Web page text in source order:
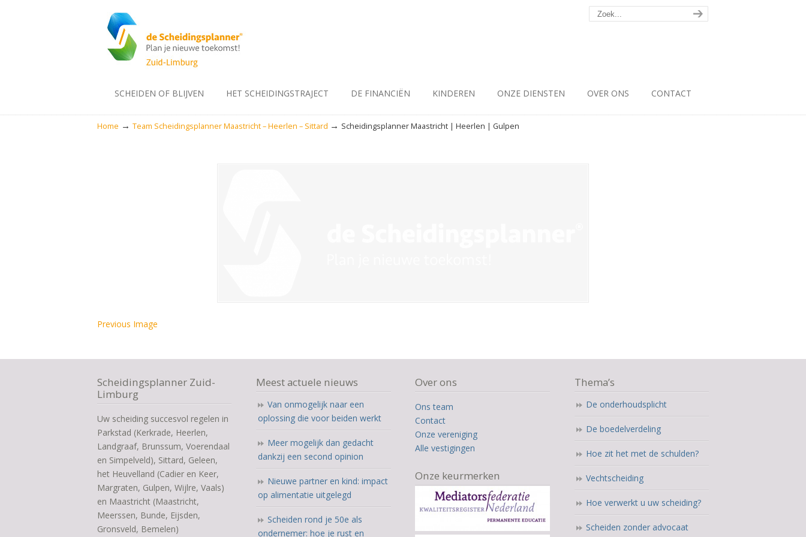
SCHEIDEN OF BLIJVEN HET SCHEIDINGSTRAJECT DE FINANCIËN KINDEREN ONZE DIENSTEN OVER ONS CONTACT
Home → Team Scheidingsplanner Maastricht – Heerlen – Sittard → Scheidingsplanner Maastricht | Heerlen | Gulpen
Previous Image
Scheidingsplanner Zuid-
Limburg
Uw scheiding succesvol regelen in
Parkstad (Kerkrade, Heerlen,
Landgraaf, Brunssum, Voerendaal
en Simpelveld), Sittard, Geleen,
het Heuvelland (Cadier en Keer,
Margraten, Gulpen, Wijlre, Vaals)
en Maastricht (Maastricht,
Meerssen, Bunde, Eijsden,
Gronsveld, Bemelen)
Meest actuele nieuws
Van onmogelijk naar een
oplossing die voor beiden werkt
Meer mogelijk dan gedacht
dankzij een second opinion
Nieuwe partner en kind: impact
op alimentatie uitgelegd
Scheiden rond je 50e als
ondernemer: hoe je rust en
Over ons
Ons team
Contact
Onze vereniging
Alle vestigingen
Onze keurmerken
Thema’s
De onderhoudsplicht
De boedelverdeling
Hoe zit het met de schulden?
Vechtscheiding
Hoe verwerkt u uw scheiding?
Scheiden zonder advocaat